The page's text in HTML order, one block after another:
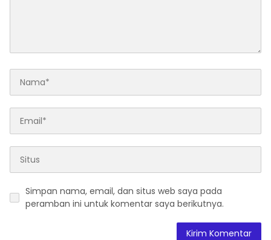
Simpan nama, email, dan situs web saya pada
peramban ini untuk komentar saya berikutnya.